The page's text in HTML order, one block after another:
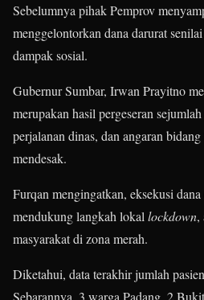
Sebelumnya pihak Pemprov
menggelontorkan dana darurat
dampak sosial.
Gubernur Sumbar, Irwan Prayitno
merupakan hasil pergeseran
perjalanan dinas, dan angaran
mendesak.
Furqan mengingatkan, eksekusi
mendukung langkah lokal lockdown,
masyarakat di zona merah.
Diketahui, data terakhir jumlah
Sebarannya, 3 warga Padang, 2